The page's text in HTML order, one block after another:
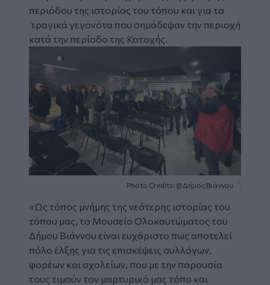
περιόδου της ιστορίας του τόπου και για τα
τραγικά γεγονότα που σημάδεψαν την περιοχή
κατά την περίοδο της Κατοχής.
Photo Credits: @Δήμος Βιάννου
«Ως τόπος μνήμης της νεότερης ιστορίας του
τόπου μας, το Μουσείο Ολοκαυτώματος του
Δήμου Βιάννου είναι ευχάριστο πως αποτελεί
πόλο έλξης για τις επισκέψεις συλλόγων,
φορέων και σχολείων, που με την παρουσία
τους τιμούν τον μαρτυρικό μας τόπο και